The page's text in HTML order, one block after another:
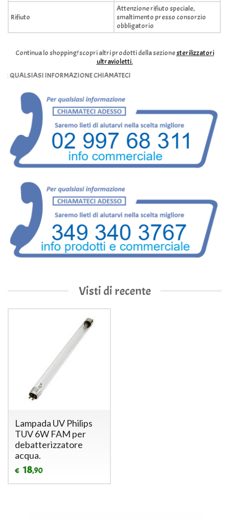
Rifiuto
Attenzione rifiuto speciale,
smaltimento presso consorzio
obbligatorio
Continua lo shopping!scopri altri prodotti della sezionesterilizzatori
ultravioletti.
INFORMAZIONE CHIAMATECI
Visti di recente
Lampada UV Philips
TUV 6W FAM per
debatterizzatore
acqua.
€ 18,90